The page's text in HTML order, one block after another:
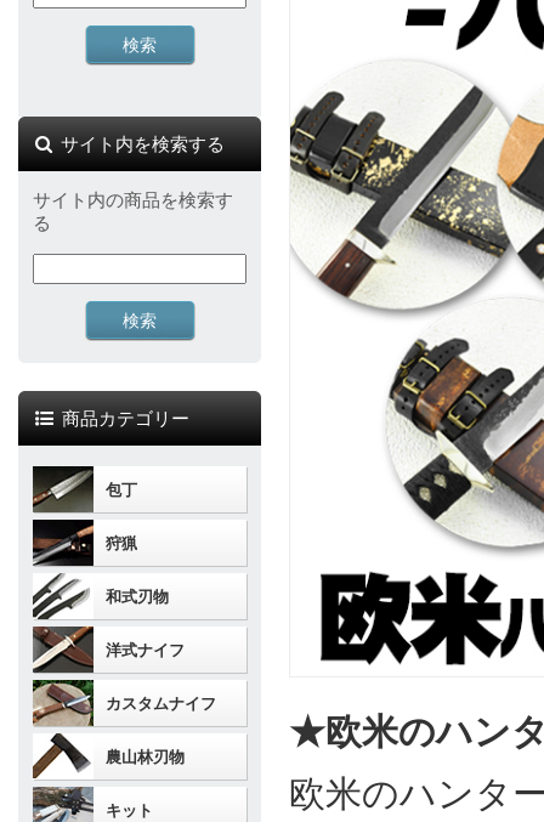
★欧米のハン
欧米のハンタ
サイト内を検索する
サイト内の商品を検索す
る
商品カテゴリー
包丁
狩猟
和式刃物
洋式ナイフ
カスタムナイフ
農山林刃物
キット